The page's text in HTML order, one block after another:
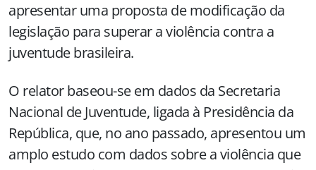
apresentar uma proposta de modificação da
legislação para superar a violência contra a
juventude brasileira.
O relator baseou-se em dados da Secretaria
Nacional de Juventude, ligada à Presidência da
República, que, no ano passado, apresentou um
amplo estudo com dados sobre a violência que